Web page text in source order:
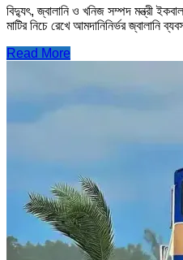
বিদ্যুৎ, জ্বালানি ও খনিজ সম্পদ মন্ত্রী
মাটির নিচে রেখে আমদানিনির্ভর জ্বালানি
Read More